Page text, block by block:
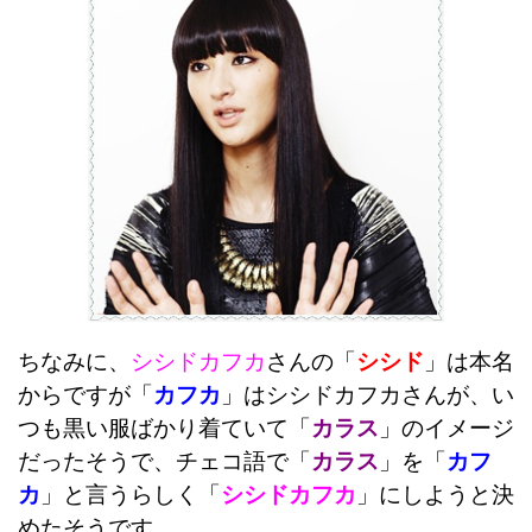
ちなみに、 シシドカフカ さんの「 シシド 」は本名
からですが「 カフカ 」はシシドカフカさんが、い
つも黒い服ばかり着ていて「 カラス 」のイメージ
だったそうで、チェコ語で「 カラス 」を「 カフ
カ 」と言うらしく「 シシドカフカ 」にしようと決